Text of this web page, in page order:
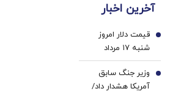
+ خرید
قسطه
پزشکی
سفید
کننده
خانگی
آخرین اخبار
قیمت دلار امروز
شنبه ۱۷ مرداد
۱۴۰۵/ افزایش
قیمت دلار
1
وزیر جنگ سابق
آمریکا هشدار داد/
2